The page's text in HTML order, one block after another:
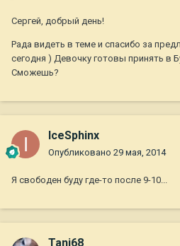
Сергей, добрый день!
Рада видеть в теме и спасибо за
сегодня ) Девочку готовы принять в
Сможешь?
IceSphinx
Опубликовано 29 мая, 2014
Я свободен буду где-то после 9-10...
Tani68